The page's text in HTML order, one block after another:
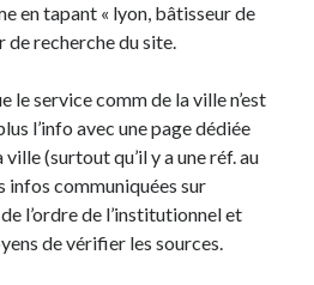
en tapant « lyon, bâtisseur de
de recherche du site.
le service comm de la ville n’est
l’info avec une page dédiée
ville (surtout qu’il y a une réf. au
infos communiquées sur
l’ordre de l’institutionnel et
de vérifier les sources.